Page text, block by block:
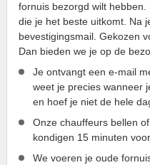
fornuis bezorgd wilt
die je het beste uitkomt. Na
bevestigingsmail. Gekozen
Dan bieden we je op de
Je ontvangt een e-mail
weet je precies wanneer
en hoef je niet de hele
Onze chauffeurs bellen
kondigen 15 minuten
We voeren je oude